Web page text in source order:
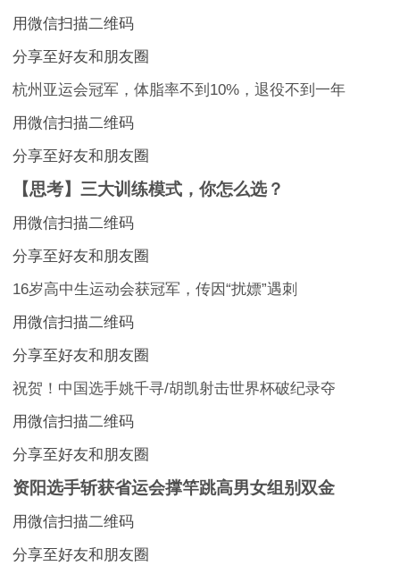
用微信扫描二维码
分享至好友和朋友圈
杭州亚运会冠军，体脂率不到10%，退役不到一年
用微信扫描二维码
分享至好友和朋友圈
【思考】三大训练模式，你怎么选？
用微信扫描二维码
分享至好友和朋友圈
16岁高中生运动会获冠军，传因“扰嫖”遇刺
用微信扫描二维码
分享至好友和朋友圈
祝贺！中国选手姚千寻/胡凯射击世界杯破纪录夺
用微信扫描二维码
分享至好友和朋友圈
资阳选手斩获省运会撑竿跳高男女组别双金
用微信扫描二维码
分享至好友和朋友圈